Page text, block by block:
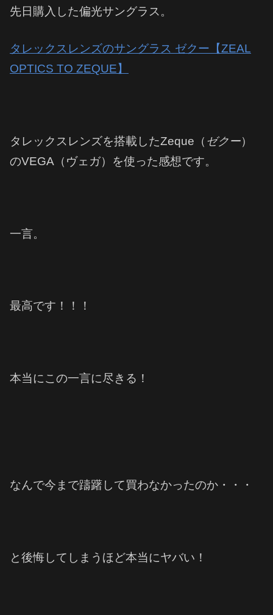
先日購入した偏光サングラス。
タレックスレンズのサングラス ゼクー【ZEAL
OPTICS TO ZEQUE】
タレックスレンズを搭載したZeque（ ゼクー）
のVEGA（ヴェガ）を使った感想です。
一言。
最高です！！！
本当にこの一言に尽きる！
なんで今まで躊躇して買わなかったのか・・・
と後悔してしまうほど本当にヤバい！